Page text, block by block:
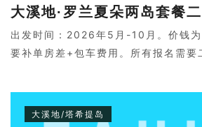
大溪地·罗兰夏朵两岛套餐二
出发时间：2026年5月-10月。价钱
要补单房差+包车费用。所有报名需要
大溪地/塔希提岛